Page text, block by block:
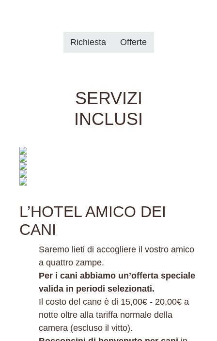
Richiesta Offerte
SERVIZI
INCLUSI
L’HOTEL AMICO DEI
CANI
Saremo lieti di accogliere il vostro amico
a quattro zampe.
Per i cani abbiamo un’offerta speciale
valida in periodi selezionati.
Il costo del cane è di 15,00€ - 20,00€ a
notte oltre alla tariffa normale della
camera (escluso il vitto).